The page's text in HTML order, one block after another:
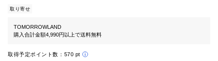
取り寄せ
TOMORROWLAND
購入合計金額4,990円以上で送料無料
取得予定ポイント数： 570 pt